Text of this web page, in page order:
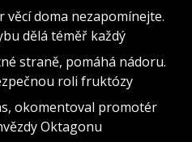
doma nezapomínejte.
dělá téměř každý
straně, pomáhá nádoru.
roli fruktózy
okomentoval promotér
Oktagonu